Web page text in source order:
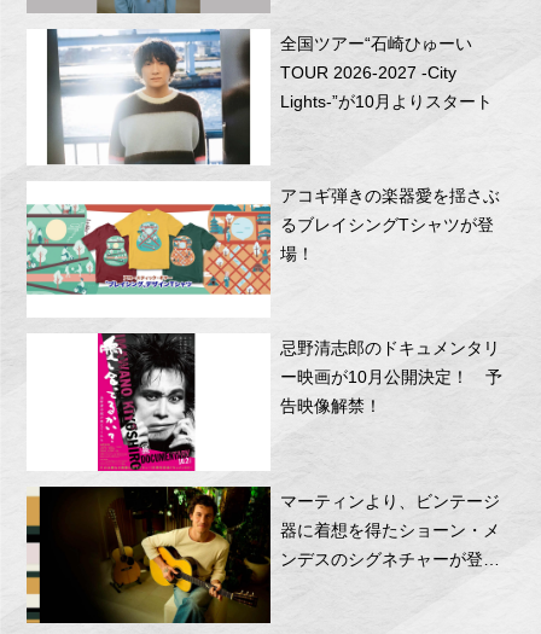
全国ツアー“石崎ひゅーい
TOUR 2026-2027 -City
Lights-”が10月よりスタート
アコギ弾きの楽器愛を揺さぶ
るブレイシングTシャツが登
場！
忌野清志郎のドキュメンタリ
ー映画が10月公開決定！ 予
告映像解禁！
マーティンより、ビンテージ
器に着想を得たショーン・メ
ンデスのシグネチャーが登